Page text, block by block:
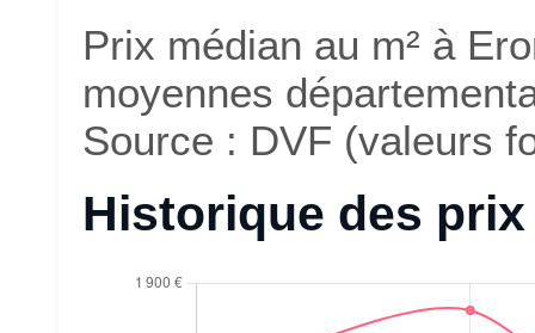
Prix médian au m² à
moyennes
Source : DVF (valeurs
Historique des prix